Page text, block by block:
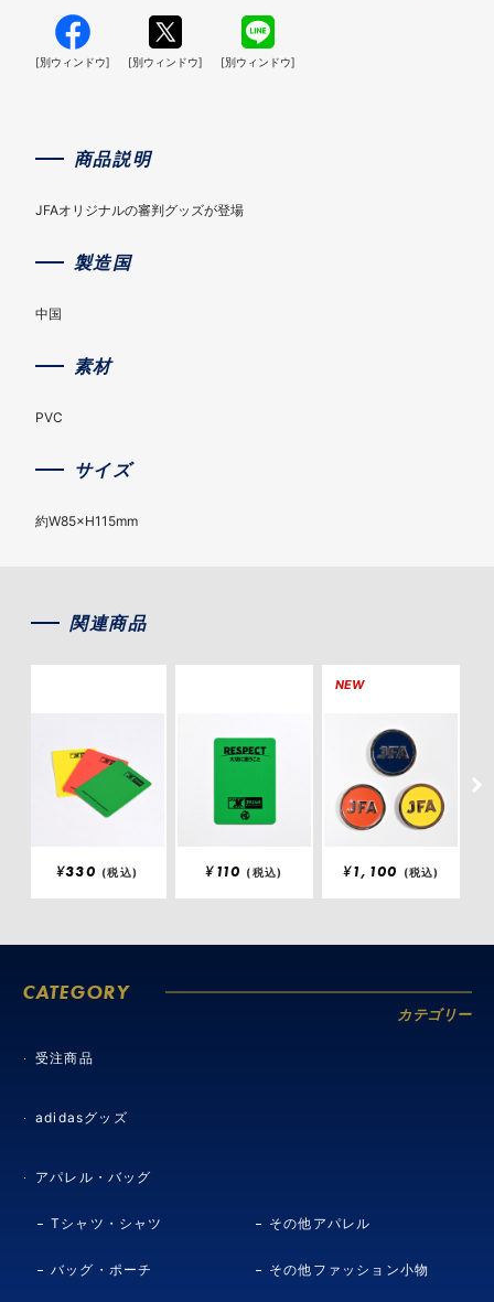
[別ウィンドウ] [別ウィンドウ] [別ウィンドウ]
商品説明
JFAオリジナルの審判グッズが登場
製造国
中国
素材
PVC
サイズ
約W85×H115mm
関連商品
¥330 (税込) ¥110 (税込)
NEW
¥1,100 (税込)
CATEGORY
カテゴリー
受注商品
adidasグッズ
アパレル・バッグ
Tシャツ・シャツ その他アパレル
バッグ・ポーチ その他ファッション小物